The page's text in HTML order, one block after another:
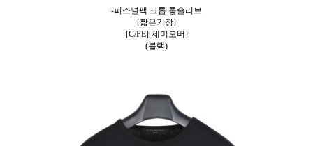
-퍼스널팩 크롭 롱슬리브
[짧은기장]
[C/PE][세미오버]
(블랙)